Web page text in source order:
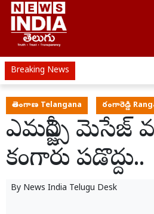
Breaking News
తెలంగాణ Telangana రంగారెడ్డి
ఎమర్జెన్సీ మెసేజ్
కంగారు పడొద్దు..
By News India Telugu Desk